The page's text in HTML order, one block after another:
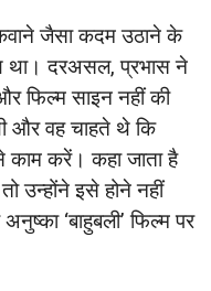
जैसा कदम उठाने के
था। दरअसल, प्रभास ने
फिल्म साइन नहीं की
और वह चाहते थे कि
काम करें। कहा जाता है
उन्होंने इसे होने नहीं
‘बाहुबली’ फिल्म पर